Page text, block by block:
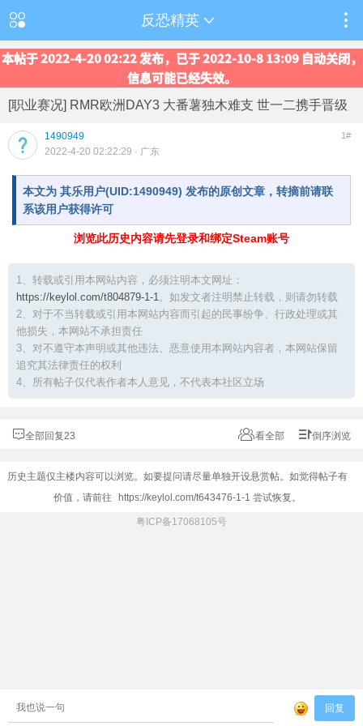
反恐精英
本帖于 2022-4-20 02:22 发布，已于 2022-10-8 13:09 自动关闭，
信息可能已经失效。
[职业赛况] RMR欧洲DAY3 大番薯独木难支 世一二携手晋级
1490949 1#
2022-4-20 02:22:29 · 广东
本文为 其乐用户(UID:1490949) 发布的原创文章，转摘前请联
系该用户获得许可
浏览此历史内容请先登录和绑定Steam账号
1、转载或引用本网站内容，必须注明本文网址：
https://keylol.com/t804879-1-1。如发文者注明禁止转载，则请勿转载
2、对于不当转载或引用本网站内容而引起的民事纷争、行政处理或其
他损失，本网站不承担责任
3、对不遵守本声明或其他违法、恶意使用本网站内容者，本网站保留
追究其法律责任的权利
4、所有帖子仅代表作者本人意见，不代表本社区立场
全部回复23 看全部 倒序浏览
历史主题仅主楼内容可以浏览。如要提问请尽量单独开设悬赏帖。如觉得帖子有
价值，请前往
https://keylol.com/t643476-1-1 尝试恢复。
粤ICP备17068105号